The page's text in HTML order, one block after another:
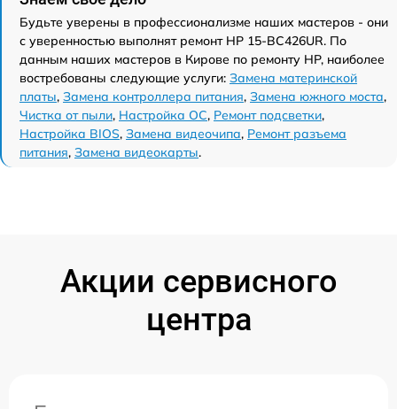
Будьте уверены в профессионализме наших мастеров - они
с уверенностью выполнят ремонт HP 15-BC426UR. По
данным наших мастеров в Кирове по ремонту HP, наиболее
востребованы следующие услуги: Замена материнской
платы, Замена контроллера питания, Замена южного моста,
Чистка от пыли, Настройка ОС, Ремонт подсветки,
Настройка BIOS, Замена видеочипа, Ремонт разъема
питания, Замена видеокарты.
Акции сервисного
центра